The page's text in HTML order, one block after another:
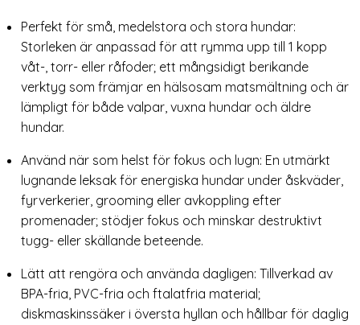
Perfekt för små, medelstora och stora hundar:
Storleken är anpassad för att rymma upp till 1 kopp
våt-, torr- eller råfoder; ett mångsidigt berikande
verktyg som främjar en hälsosam matsmältning och är
lämpligt för både valpar, vuxna hundar och äldre
hundar.
Använd när som helst för fokus och lugn: En utmärkt
lugnande leksak för energiska hundar under åskväder,
fyrverkerier, grooming eller avkoppling efter
promenader; stödjer fokus och minskar destruktivt
tugg- eller skällande beteende.
Lätt att rengöra och använda dagligen: Tillverkad av
BPA-fria, PVC-fria och ftalatfria material;
diskmaskinssäker i översta hyllan och hållbar för daglig